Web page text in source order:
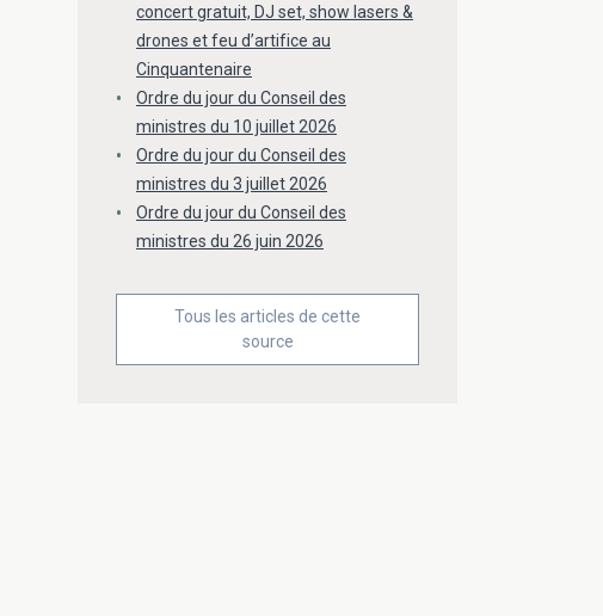
concert gratuit, DJ set, show lasers &
drones et feu d’artifice au
Cinquantenaire
Ordre du jour du Conseil des
ministres du 10 juillet 2026
Ordre du jour du Conseil des
ministres du 3 juillet 2026
Ordre du jour du Conseil des
ministres du 26 juin 2026
Tous les articles de cette
source